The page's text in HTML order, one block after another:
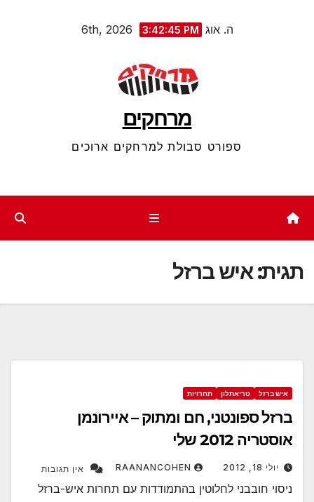
ה. אוג 6th, 2026 3:42:45 PM
מרחקים
ספורט סבולת למרחקים ארוכים
תגית:איש ברזל
איש ברזל טריאתלון תחרויות
ברזל ספונטני, חם ומתוק – איירונמן
אוסטריה 2012 שלי
יולי 18, 2012 RAANANCOHEN אין תגובות
ניסוי חובבני לחלוטין בהתמודדות עם תחרות איש-ברזל